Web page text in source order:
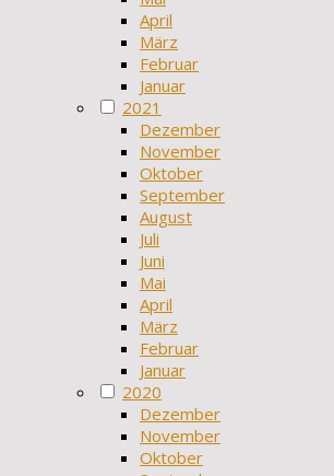
April
März
Februar
Januar
2021
Dezember
November
Oktober
September
August
Juli
Juni
Mai
April
März
Februar
Januar
2020
Dezember
November
Oktober